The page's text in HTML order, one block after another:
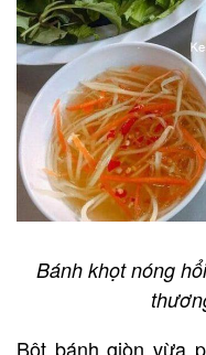
Bánh khọt nóng
Bột bánh giòn vừa